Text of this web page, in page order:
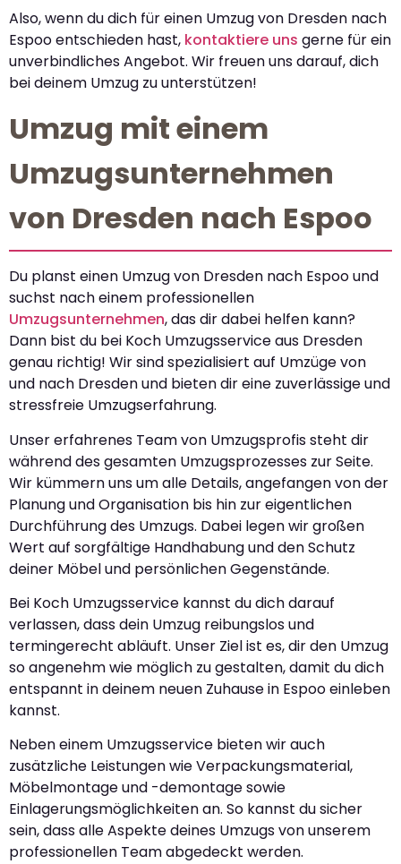
Also, wenn du dich für einen Umzug von Dresden nach
Espoo entschieden hast, kontaktiere uns gerne für ein
unverbindliches Angebot. Wir freuen uns darauf, dich
bei deinem Umzug zu unterstützen!
Umzug mit einem
Umzugsunternehmen
von Dresden nach Espoo
Du planst einen Umzug von Dresden nach Espoo und
suchst nach einem professionellen
Umzugsunternehmen, das dir dabei helfen kann?
Dann bist du bei Koch Umzugsservice aus Dresden
genau richtig! Wir sind spezialisiert auf Umzüge von
und nach Dresden und bieten dir eine zuverlässige und
stressfreie Umzugserfahrung.
Unser erfahrenes Team von Umzugsprofis steht dir
während des gesamten Umzugsprozesses zur Seite.
Wir kümmern uns um alle Details, angefangen von der
Planung und Organisation bis hin zur eigentlichen
Durchführung des Umzugs. Dabei legen wir großen
Wert auf sorgfältige Handhabung und den Schutz
deiner Möbel und persönlichen Gegenstände.
Bei Koch Umzugsservice kannst du dich darauf
verlassen, dass dein Umzug reibungslos und
termingerecht abläuft. Unser Ziel ist es, dir den Umzug
so angenehm wie möglich zu gestalten, damit du dich
entspannt in deinem neuen Zuhause in Espoo einleben
kannst.
Neben einem Umzugsservice bieten wir auch
zusätzliche Leistungen wie Verpackungsmaterial,
Möbelmontage und -demontage sowie
Einlagerungsmöglichkeiten an. So kannst du sicher
sein, dass alle Aspekte deines Umzugs von unserem
professionellen Team abgedeckt werden.